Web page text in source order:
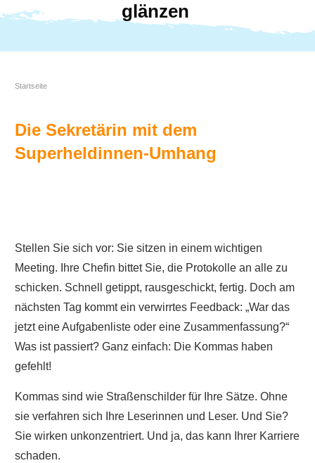
glänzen
Startseite
Die Sekretärin mit dem
Superheldinnen-Umhang
Stellen Sie sich vor: Sie sitzen in einem wichtigen
Meeting. Ihre Chefin bittet Sie, die Protokolle an alle zu
schicken. Schnell getippt, rausgeschickt, fertig. Doch am
nächsten Tag kommt ein verwirrtes Feedback: „War das
jetzt eine Aufgabenliste oder eine Zusammenfassung?“
Was ist passiert? Ganz einfach: Die Kommas haben
gefehlt!
Kommas sind wie Straßenschilder für Ihre Sätze. Ohne
sie verfahren sich Ihre Leserinnen und Leser. Und Sie?
Sie wirken unkonzentriert. Und ja, das kann Ihrer Karriere
schaden.